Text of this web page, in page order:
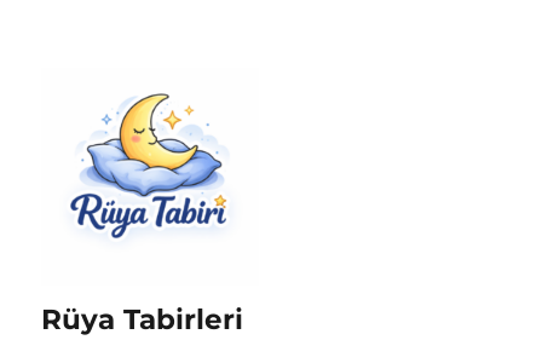
Rüya Tabirleri